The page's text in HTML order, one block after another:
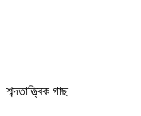
শব্দতাত্ত্বিক গাছ